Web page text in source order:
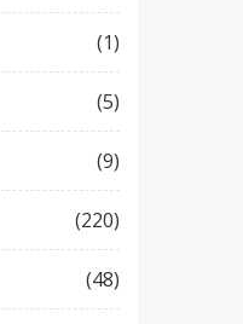
(1)
(5)
(9)
(220)
(48)